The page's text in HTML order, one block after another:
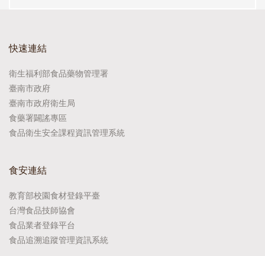
快速連結
衛生福利部食品藥物管理署
臺南市政府
臺南市政府衛生局
食藥署闢謠專區
食品衛生安全課程資訊管理系統
食安連結
教育部校園食材登錄平臺
台灣食品技師協會
食品業者登錄平台
食品追溯追蹤管理資訊系統